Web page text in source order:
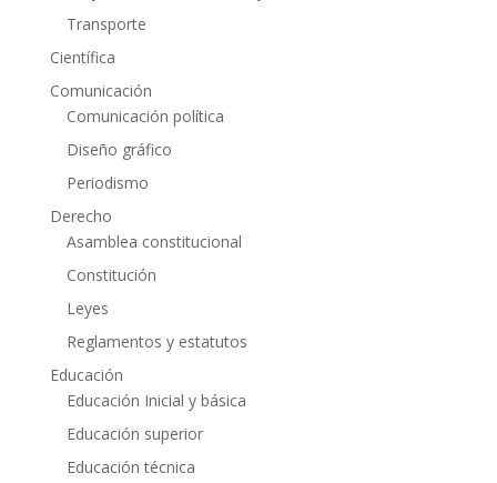
Transporte
Científica
Comunicación
Comunicación política
Diseño gráfico
Periodismo
Derecho
Asamblea constitucional
Constitución
Leyes
Reglamentos y estatutos
Educación
Educación Inicial y básica
Educación superior
Educación técnica